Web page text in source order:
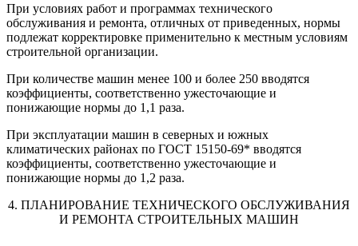
При условиях работ и программах технического
обслуживания и ремонта, отличных от приведенных, нормы
подлежат корректировке применительно к местным условиям
строительной организации.
При количестве машин менее 100 и более 250 вводятся
коэффициенты, соответственно ужесточающие и
понижающие нормы до 1,1 раза.
При эксплуатации машин в северных и южных
климатических районах по ГОСТ 15150-69* вводятся
коэффициенты, соответственно ужесточающие и
понижающие нормы до 1,2 раза.
4. ПЛАНИРОВАНИЕ ТЕХНИЧЕСКОГО ОБСЛУЖИВАНИЯ
И РЕМОНТА СТРОИТЕЛЬНЫХ МАШИН